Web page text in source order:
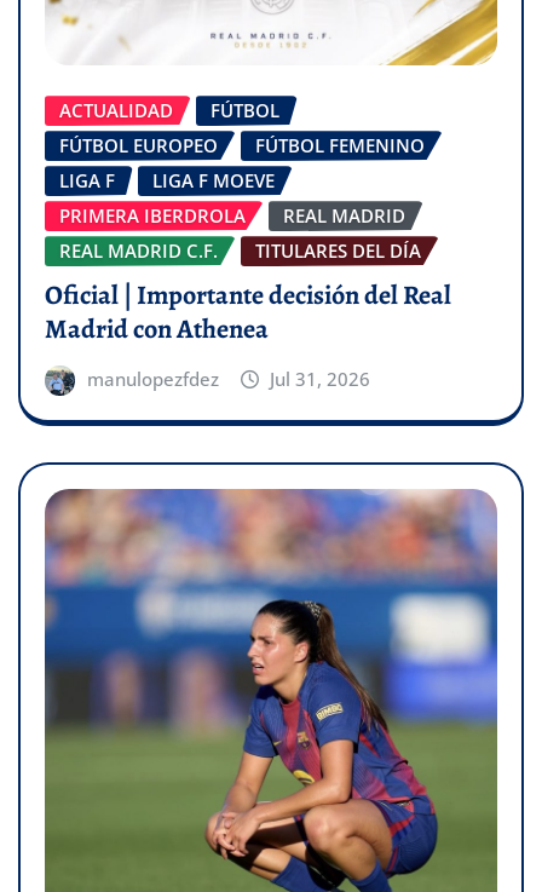
ACTUALIDAD
FÚTBOL
FÚTBOL EUROPEO
FÚTBOL FEMENINO
LIGA F
LIGA F MOEVE
PRIMERA IBERDROLA
REAL MADRID
REAL MADRID C.F.
TITULARES DEL DÍA
Oficial | Importante decisión del Real
Madrid con Athenea
manulopezfdez Jul 31, 2026